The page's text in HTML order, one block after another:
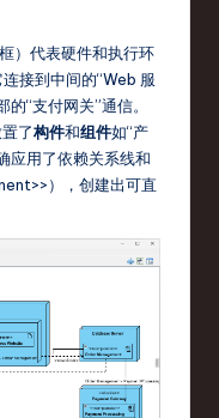
框）代表硬件和执行环
接到中间的“Web 服
“支付网关”通信。
了构件和组件如“产
应用了依赖关系线和
），创建出可直